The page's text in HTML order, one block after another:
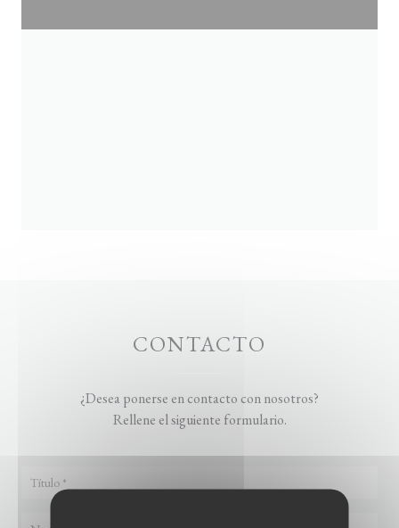
CONTACTO
¿Desea ponerse en contacto con nosotros?
Rellene el siguiente formulario.